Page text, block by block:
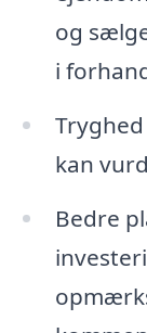
og
i
kan
Bedre